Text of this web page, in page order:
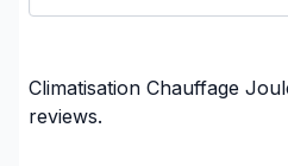
Climatisation Chauffage
reviews.